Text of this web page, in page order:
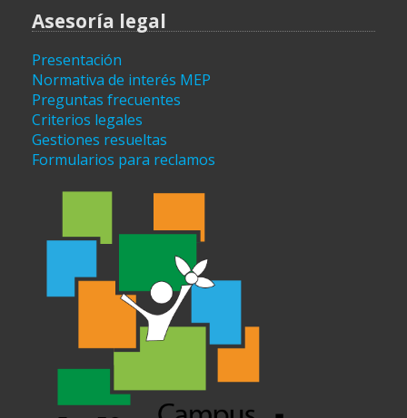
Asesoría legal
Presentación
Normativa de interés MEP
Preguntas frecuentes
Criterios legales
Gestiones resueltas
Formularios para reclamos